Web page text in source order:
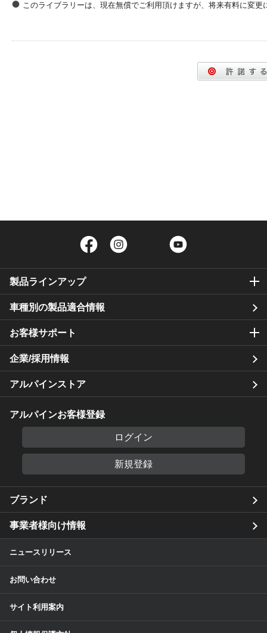
このライブラリーは、現在無償でご利用頂けますが、将来有料に変
Facebook Twitter
製品ラインアップ
車種別の製品適合情報
お客様サポート
企業/採用情報
アルパインストア
アルパインお客様登録
ログイン
新規登録
ブランド
事業者様向け情報
ニュースリリース
お問い合わせ
サイト利用案内